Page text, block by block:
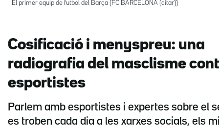
El primer equip de futbol del Barça (FC BARCELONA (citar))
Cosificació i menyspreu: una
radiografia del masclisme
esportistes
Parlem amb esportistes i expertes sobre el
es troben cada dia a les xarxes socials, els